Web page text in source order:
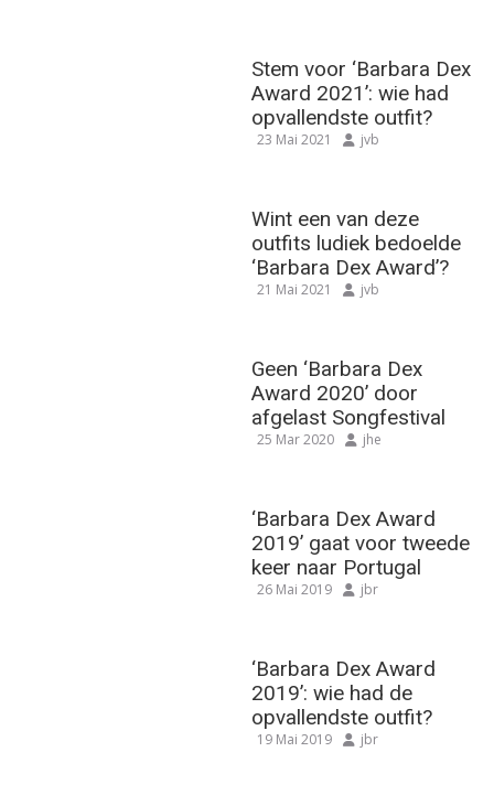
Stem voor ‘Barbara Dex
Award 2021’: wie had
opvallendste outfit?
23 Mai 2021 jvb
Wint een van deze
outfits ludiek bedoelde
‘Barbara Dex Award’?
21 Mai 2021 jvb
Geen ‘Barbara Dex
Award 2020’ door
afgelast Songfestival
25 Mar 2020 jhe
‘Barbara Dex Award
2019’ gaat voor tweede
keer naar Portugal
26 Mai 2019 jbr
‘Barbara Dex Award
2019’: wie had de
opvallendste outfit?
19 Mai 2019 jbr